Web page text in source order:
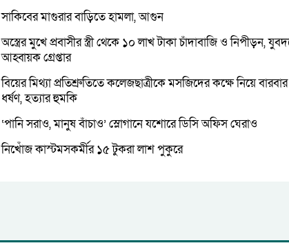
সাকিবের মাগুরার বাড়িতে হামলা, আগুন
অস্ত্রের মুখে প্রবাসীর স্ত্রী থেকে ১০ লাখ টাকা চাঁদাবাজি ও নিপীড়ন,
আহ্বায়ক গ্রেপ্তার
বিয়ের মিথ্যা প্রতিশ্রুতিতে কলেজছাত্রীকে মসজিদের কক্ষে নিয়ে বারবার
ধর্ষণ, হত্যার হুমকি
‘পানি সরাও, মানুষ বাঁচাও’ স্লোগানে যশোরে ডিসি অফিস ঘেরাও
নিখোঁজ কাস্টমসকর্মীর ১৫ টুকরা লাশ পুকুরে